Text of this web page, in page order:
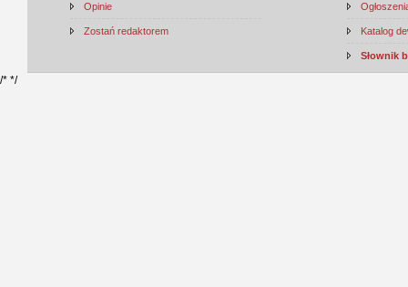
Opinie
Zostań redaktorem Katalog
Słownik
/* */